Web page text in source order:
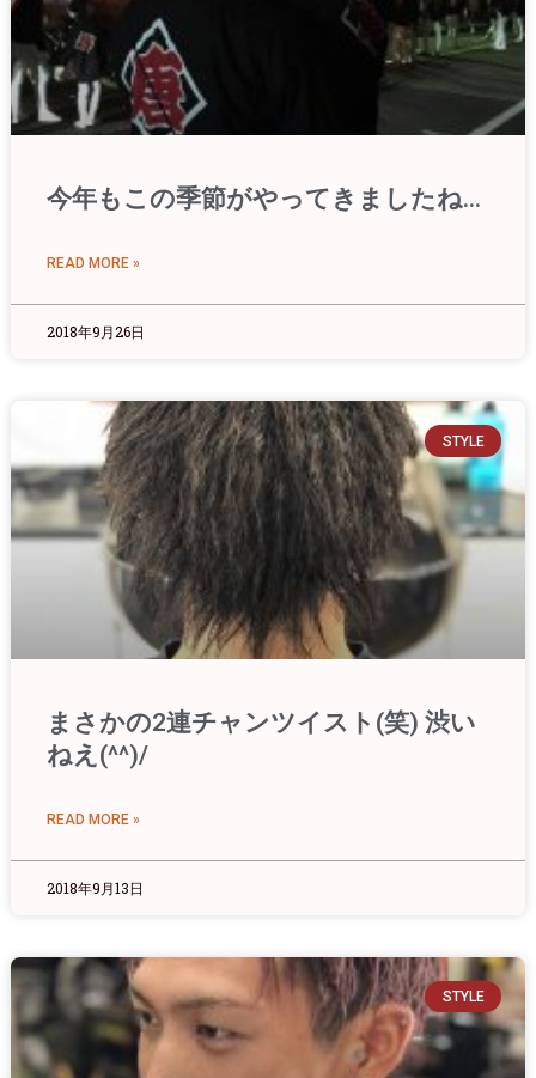
今年もこの季節がやってきましたね…
READ MORE »
2018年9月26日
STYLE
まさかの2連チャンツイスト(笑) 渋い
ねえ(^^)/
READ MORE »
2018年9月13日
STYLE